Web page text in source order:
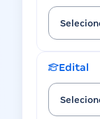
Edital